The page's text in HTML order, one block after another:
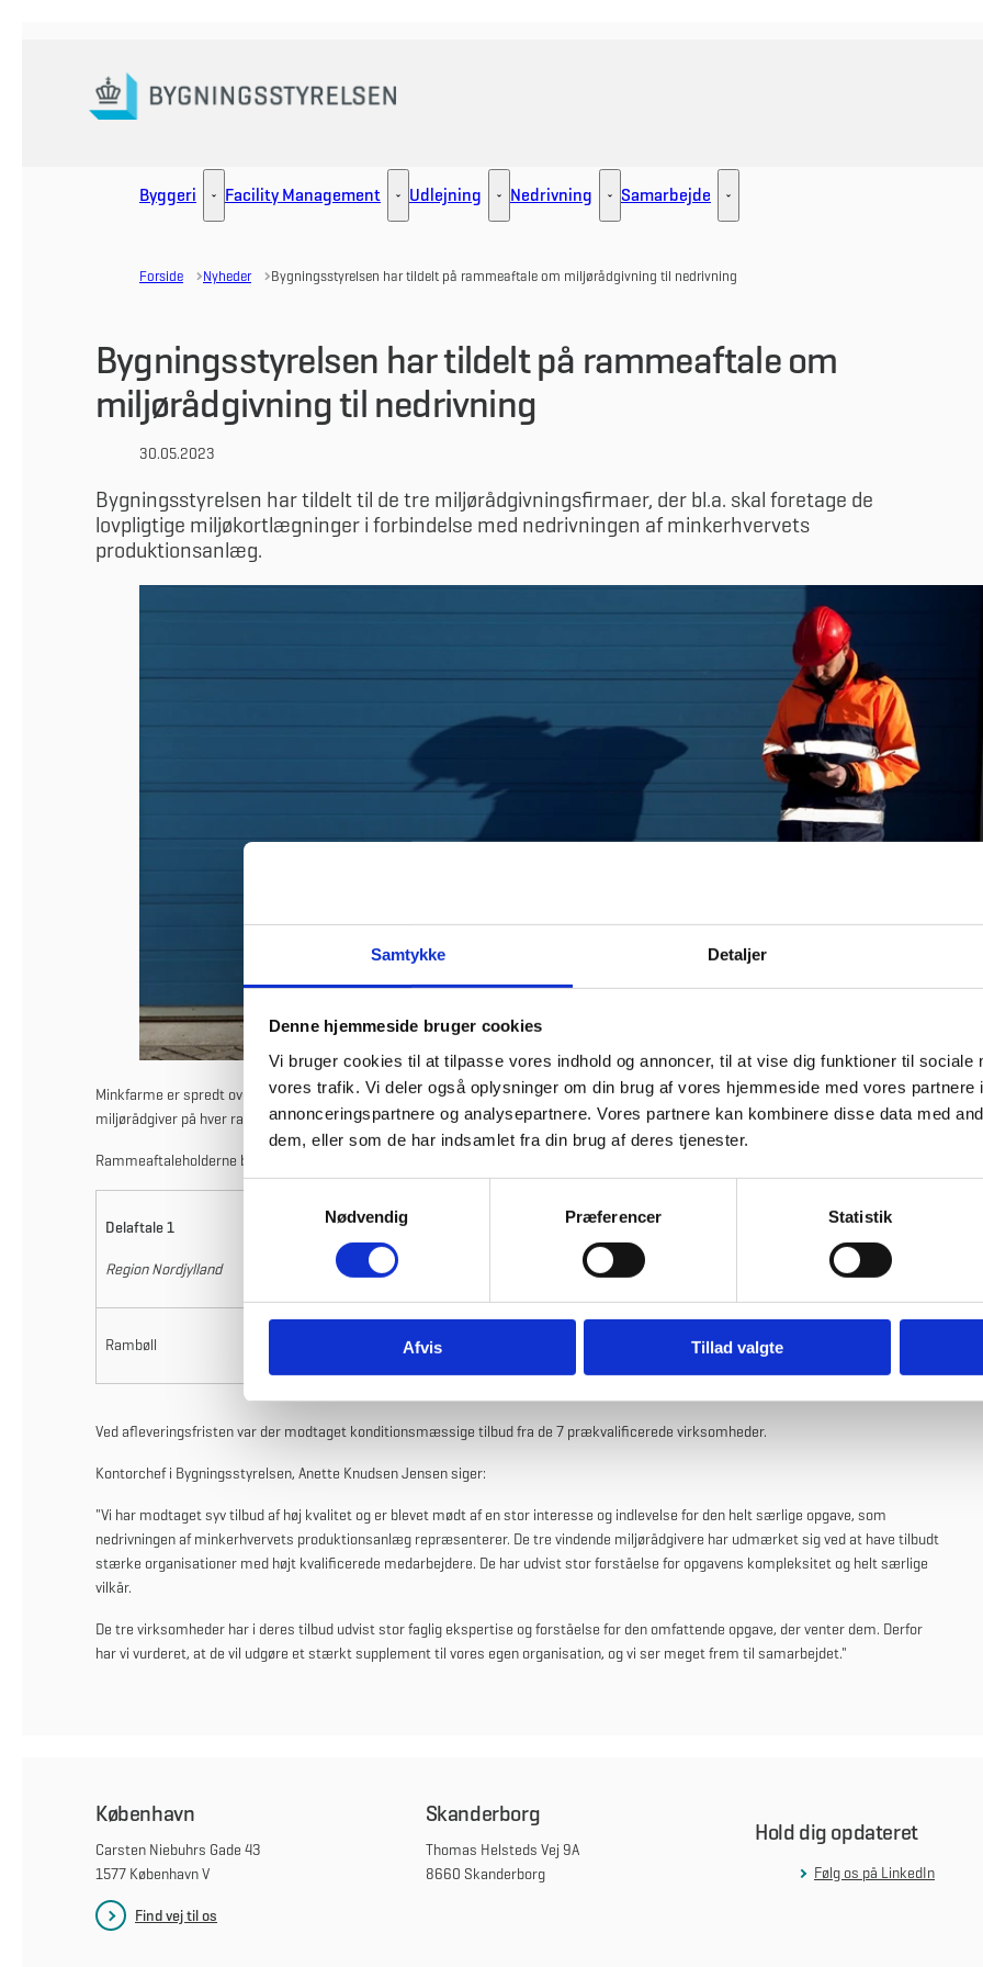
Samtykke Detaljer
Denne hjemmeside bruger cookies
Vi bruger cookies til at tilpasse vores indhold og annoncer, til at vise dig funktioner til sociale
vores trafik. Vi deler også oplysninger om din brug af vores hjemmeside med vores partnere
annonceringspartnere og analysepartnere. Vores partnere kan kombinere disse data med
dem, eller som de har indsamlet fra din brug af deres tjenester.
S
v
a
g
Nødvendig Præferencer Statistik
Afvis Tillad valgte
Byggeri Byggeri - Flere links
Facility Management Facility Management - Flere links
Udlejning Udlejning - Flere links
Nedrivning Nedrivning - Flere links
Samarbejde Samarbejde - Flere links
Forside Nyheder Bygningsstyrelsen har tildelt på rammeaftale om miljørådgivning til nedrivning
Bygningsstyrelsen har tildelt på rammeaftale om
miljørådgivning til nedrivning
30.05.2023
Bygningsstyrelsen har tildelt til de tre miljørådgivningsfirmaer, der bl.a. skal foretage de
lovpligtige miljøkortlægninger i forbindelse med nedrivningen af minkerhvervets
produktionsanlæg.
Minkfarme er spredt over det meste af Danmark, og derfor er rammeaftalen om miljørådgivning opdelt i tre delaftaler med én
miljørådgiver på hver rammeaftale og med direkte tildeling.
Rammeaftaleholderne bliver:
Delaftale 1
Region Nordjylland
Delaftale 2
Region Midtjylland Region Syddanmark, Region Sjælland og Region Hovedstaden
Rambøll Dansk Miljørådgivning
Ved afleveringsfristen var der modtaget konditionsmæssige tilbud fra de 7 prækvalificerede virksomheder.
Kontorchef i Bygningsstyrelsen, Anette Knudsen Jensen siger:
"Vi har modtaget syv tilbud af høj kvalitet og er blevet mødt af en stor interesse og indlevelse for den helt særlige opgave, som
nedrivningen af minkerhvervets produktionsanlæg repræsenterer. De tre vindende miljørådgivere har udmærket sig ved at have tilbudt
stærke organisationer med højt kvalificerede medarbejdere. De har udvist stor forståelse for opgavens kompleksitet og helt særlige
vilkår.
De tre virksomheder har i deres tilbud udvist stor faglig ekspertise og forståelse for den omfattende opgave, der venter dem. Derfor
har vi vurderet, at de vil udgøre et stærkt supplement til vores egen organisation, og vi ser meget frem til samarbejdet."
København
Carsten Niebuhrs Gade 43
1577 København V
Find vej til os
Skanderborg
Thomas Helsteds Vej 9A
8660 Skanderborg
Hold dig opdateret
Følg os på LinkedIn